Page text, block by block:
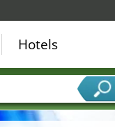
Hotels